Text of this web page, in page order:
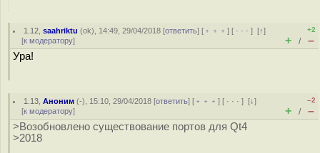
1.12 ,saahriktu (ok), 14:49, 29/04/2018 [ответить] [ ﹢﹢﹢] [ · · ·][↑]
[к модератору]
+2
+ / –
Ура!
1.13 ,Аноним (-), 15:10, 29/04/2018 [ответить] [ ﹢﹢﹢] [ · · ·][↓]
[к модератору]
–2
+ / –
>Возобновлено существование портов для Qt4
>2018